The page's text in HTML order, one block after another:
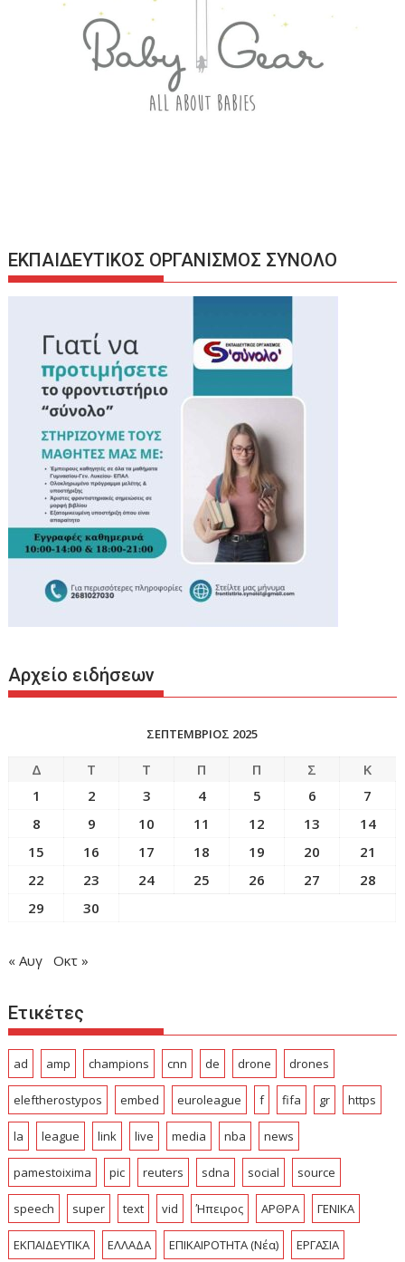
ΕΚΠΑΙΔΕΥΤΙΚΟΣ ΟΡΓΑΝΙΣΜΟΣ ΣΥΝΟΛΟ
Αρχείο ειδήσεων
ΣΕΠΤΕΜΒΡΙΟΣ 2025
Δ Τ Τ Π Π Σ
Κ
1
2 3 4 5 6
7
8
9 10 11 12 13
14
15
16 17 18 19 20
21
22
23 24 25 26 27
28
29
30
« Αυγ Οκτ »
Ετικέτες
ad amp champions cnn de drone drones
eleftherostypos embed euroleague f fifa gr https
la league link live media nba news
pamestoixima pic reuters sdna social source
speech super text vid Ήπειρος ΑΡΘΡΑ ΓΕΝΙΚΑ
ΕΚΠΑΙΔΕΥΤΙΚΑ ΕΛΛΑΔΑ ΕΠΙΚΑΙΡΟΤΗΤΑ (Νέα) ΕΡΓΑΣΙΑ